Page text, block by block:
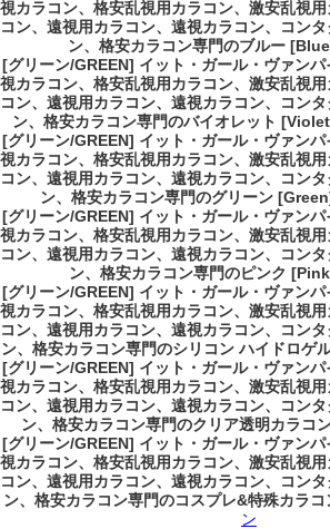
視カラコン、格安乱視用カラコン、激安乱視
コン、遠視用カラコン、遠視カラコン、コン
ン、格安カラコン専門のブルー
[グリーン/GREEN] イット・ガール・ヴァン
視カラコン、格安乱視用カラコン、激安乱視
コン、遠視用カラコン、遠視カラコン、コン
ン、格安カラコン専門のバイオレット
[グリーン/GREEN] イット・ガール・ヴァン
視カラコン、格安乱視用カラコン、激安乱視
コン、遠視用カラコン、遠視カラコン、コン
ン、格安カラコン専門のグリーン
[グリーン/GREEN] イット・ガール・ヴァン
視カラコン、格安乱視用カラコン、激安乱視
コン、遠視用カラコン、遠視カラコン、コン
ン、格安カラコン専門のピンク
[グリーン/GREEN] イット・ガール・ヴァン
視カラコン、格安乱視用カラコン、激安乱視
コン、遠視用カラコン、遠視カラコン、コン
ン、格安カラコン専門のシリコン ハイドロゲ
[グリーン/GREEN] イット・ガール・ヴァン
視カラコン、格安乱視用カラコン、激安乱視
コン、遠視用カラコン、遠視カラコン、コン
ン、格安カラコン専門のクリア透明カラコ
[グリーン/GREEN] イット・ガール・ヴァン
視カラコン、格安乱視用カラコン、激安乱視
コン、遠視用カラコン、遠視カラコン、コン
ン、格安カラコン専門のコスプレ&特殊カラコ
ン